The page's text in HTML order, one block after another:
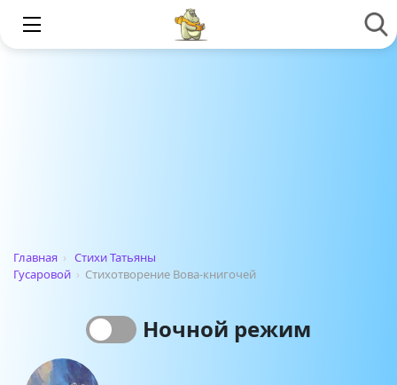
Главная › Стихи Татьяны
Гусаровой › Стихотворение Вова-книгочей
Ночной режим